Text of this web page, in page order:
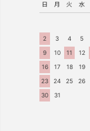
日 月 火 水
2
3 4 5
9
10 11 12
16
17 18 19
23
24 25 26
30
31